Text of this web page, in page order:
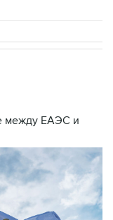
между ЕАЭС и